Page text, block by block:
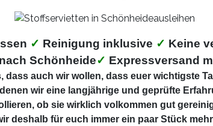
✓ Reinigung inklusive ✓ Keine
Schönheide✓ Expressversand
auch wir wollen, dass euer wichtigste
wir eine langjährige und geprüfte
ob sie wirklich volkommen gut
deshalb für euch immer ein paar Stück